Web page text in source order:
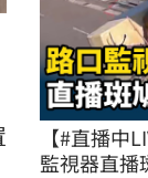
【#直播中
監視器直播